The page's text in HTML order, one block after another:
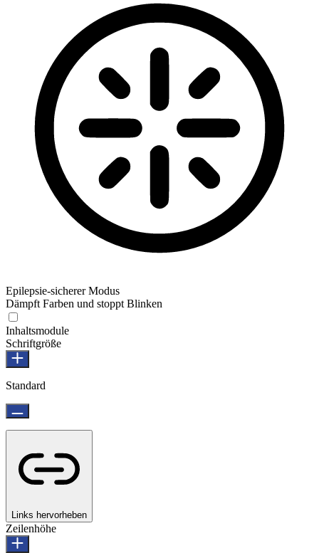
Epilepsie-sicherer Modus
Dämpft Farben und stoppt Blinken
Inhaltsmodule
Schriftgröße
Standard
Links hervorheben
Zeilenhöhe